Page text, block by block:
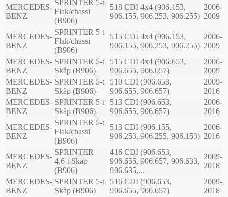
MERCEDES-
BENZ
SPRINTER 5-t
Flak/chassi
(B906)
518 CDI 4x4 (906.153,
906.155, 906.253, 906.255)
2006-
2009
MERCEDES-
BENZ
SPRINTER 5-t
Flak/chassi
(B906)
515 CDI 4x4 (906.153,
906.155, 906.253, 906.255)
2006-
2009
MERCEDES-
BENZ
SPRINTER 5-t
Skåp (B906)
515 CDI 4x4 (906.653,
906.655, 906.657)
2006-
2009
MERCEDES-
BENZ
SPRINTER 5-t
Skåp (B906)
510 CDI (906.653,
906.655, 906.657)
2009-
2016
MERCEDES-
BENZ
SPRINTER 5-t
Skåp (B906)
513 CDI (906.653,
906.655, 906.657)
2006-
2016
MERCEDES-
BENZ
SPRINTER 5-t
Flak/chassi
(B906)
513 CDI (906.155,
906.253, 906.255, 906.153)
2006-
2016
MERCEDES-
BENZ
SPRINTER
4,6-t Skåp
(B906)
416 CDI (906.653,
906.655, 906.657, 906.633,
906.635,...
2009-
2018
MERCEDES-
BENZ
SPRINTER 5-t
Skåp (B906)
516 CDI (906.653,
906.655, 906.657)
2009-
2018